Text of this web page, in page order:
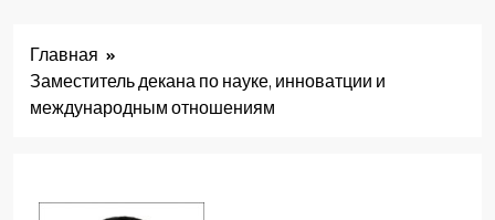
Главная
Заместитель декана по науке, инноватции и
международным отношениям